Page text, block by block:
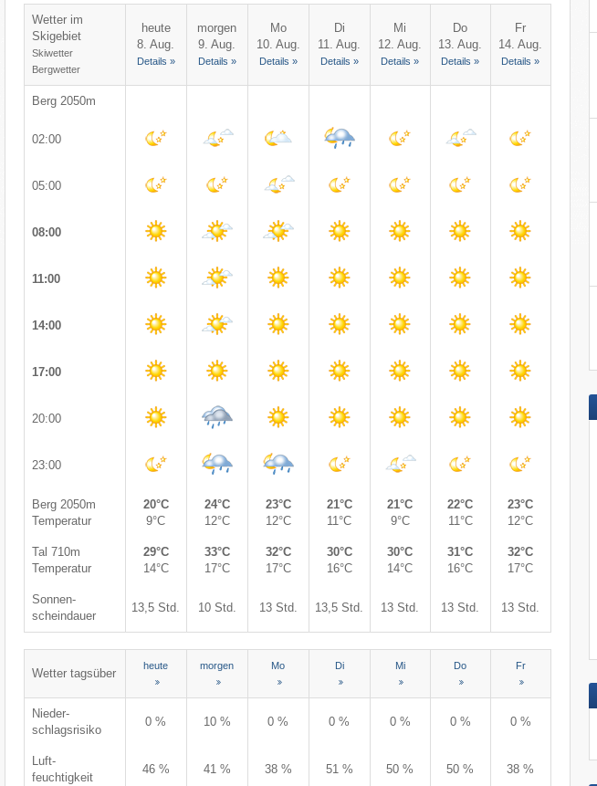
Wetter im
Skigebiet
Skiwetter
Bergwetter
heute
8. Aug.
Details »
morgen
9. Aug.
Details »
Mo
10. Aug.
Details »
Di
11. Aug.
Details »
Mi
12. Aug.
Details »
Do
13. Aug.
Details »
Fr
14. Aug.
Details »
Berg 2050m
02:00
05:00
08:00
11:00
14:00
17:00
20:00
23:00
Berg 2050m
Temperatur
20°C
9°C
24°C
12°C
23°C
12°C
21°C
11°C
21°C
9°C
22°C
11°C
23°C
12°C
Tal 710m
Temperatur
29°C
14°C
33°C
17°C
32°C
17°C
30°C
16°C
30°C
14°C
31°C
16°C
32°C
17°C
Sonnen-
scheindauer
13,5 Std. 10 Std. 13 Std. 13,5 Std. 13 Std. 13 Std. 13 Std.
Wetter tagsüber
heute morgen Mo Di Mi Do Fr
Nieder-
schlagsrisiko
0 % 10 % 0 % 0 % 0 % 0 % 0 %
Luft-
feuchtigkeit
46 % 41 % 38 % 51 % 50 % 50 % 38 %